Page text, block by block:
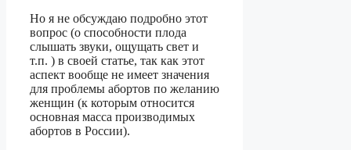
Но я не обсуждаю подробно этот
вопрос (о способности плода
слышать звуки, ощущать свет и
т.п. ) в своей статье, так как этот
аспект вообще не имеет значения
для проблемы абортов по желанию
женщин (к которым относится
основная масса производимых
абортов в России).